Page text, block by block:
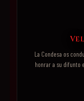
La Condesa os
honrar a su difunto